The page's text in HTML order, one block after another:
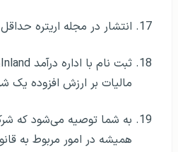
انتشار در مجله اریتره حداقل سی (30)
مالیات بر ارزش افزوده
به شما توصیه می‌شود که
همیشه در امور مربوط به